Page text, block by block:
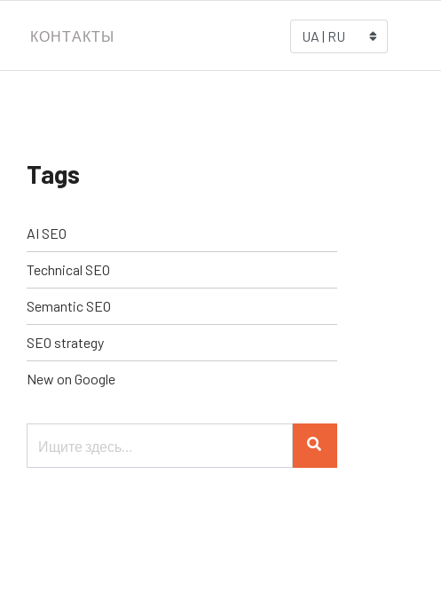
КОНТАКТЫ UA | RU
Tags
AI SEO
Technical SEO
Semantic SEO
SEO strategy
New on Google